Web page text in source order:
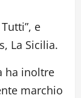
e
La Sicilia.
ha inoltre
marchio